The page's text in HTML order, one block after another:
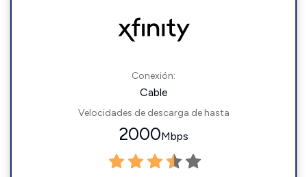
Conexión:
Cable
Velocidades de descarga de hasta
2000Mbps